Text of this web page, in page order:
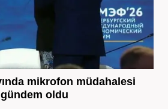
mikrofon müdahalesi
oldu